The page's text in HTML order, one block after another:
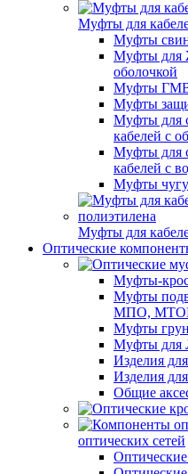
Муфты для
Муфты
Муфты для
оболочкой
Муфты
Муфты
Муфты для
кабелей с
Муфты для
кабелей с
Муфты
Муфты для
Оптические
Муфты-
Муфты
МПО,
Муфты
Муфты
Изделия
Изделия
Общие
оптических сетей